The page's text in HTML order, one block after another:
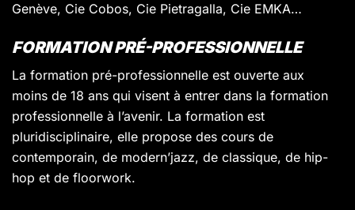
Genève, Cie Cobos, Cie Pietragalla, Cie EMKA…
FORMATION PRÉ-PROFESSIONNELLE
La formation pré-professionnelle est ouverte aux
moins de 18 ans qui visent à entrer dans la formation
professionnelle à l’avenir. La formation est
pluridisciplinaire, elle propose des cours de
contemporain, de modern’jazz, de classique, de hip-
hop et de floorwork.